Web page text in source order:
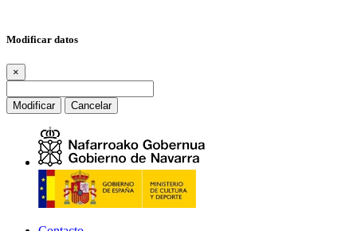
Modificar datos
×
Modificar Cancelar